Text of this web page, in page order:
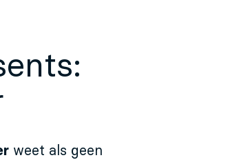
weet als geen